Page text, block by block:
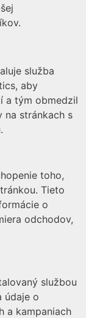
služba
aby
a tým obmedzil
na stránkach s
toho,
Tieto
o
odchodov,
službou
údaje o
a kampaniach